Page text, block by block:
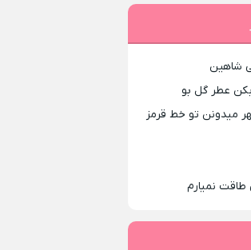
عطر گل بو
میدونن تو خط قرمز
طاقت نمیارم